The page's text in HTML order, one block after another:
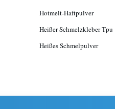
Hotmelt-Haftpulver
Heißer Schmelzkleber Tpu
Heißes Schmelpulver